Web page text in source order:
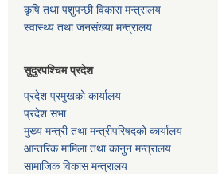
कृषि तथा पशुपन्छी विकास मन्त्रालय
स्वास्थ्य तथा जनसंख्या मन्त्रालय
सुदुरपश्चिम प्रदेश
प्रदेश प्रमुखको कार्यालय
प्रदेश सभा
मुख्य मन्त्री तथा मन्त्रीपरिषदको कार्यालय
आन्तरिक मामिला तथा कानुन मन्त्रालय
सामाजिक विकास मन्त्रालय